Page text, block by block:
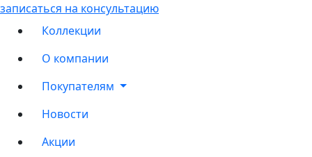
записаться на консультацию
Коллекции
О компании
Покупателям
Новости
Акции